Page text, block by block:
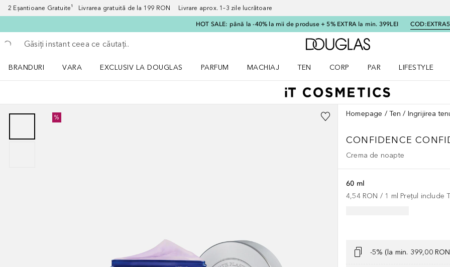
2 Eșantioane Gratuite¹ Livrarea gratuită de la 199 RON Livrare aprox. 1–3 zile lucrătoare
HOT SALE: până la -40% la mii de produse + 5% EXTRA la min. 399LEI COD:
Înapoi
Executați căutarea
Către pagina principală
BRANDURI
VARA
EXCLUSIV LA DOUGLAS
PARFUM
MACHIAJ
TEN
CORP
PAR
LIFESTYLE
% Homepage Ten Ingrijirea
CONFIDENCE
Crema de noapte
60 ml
4,54 RON / 1 ml Prețul include
-5% (la min. 399,00